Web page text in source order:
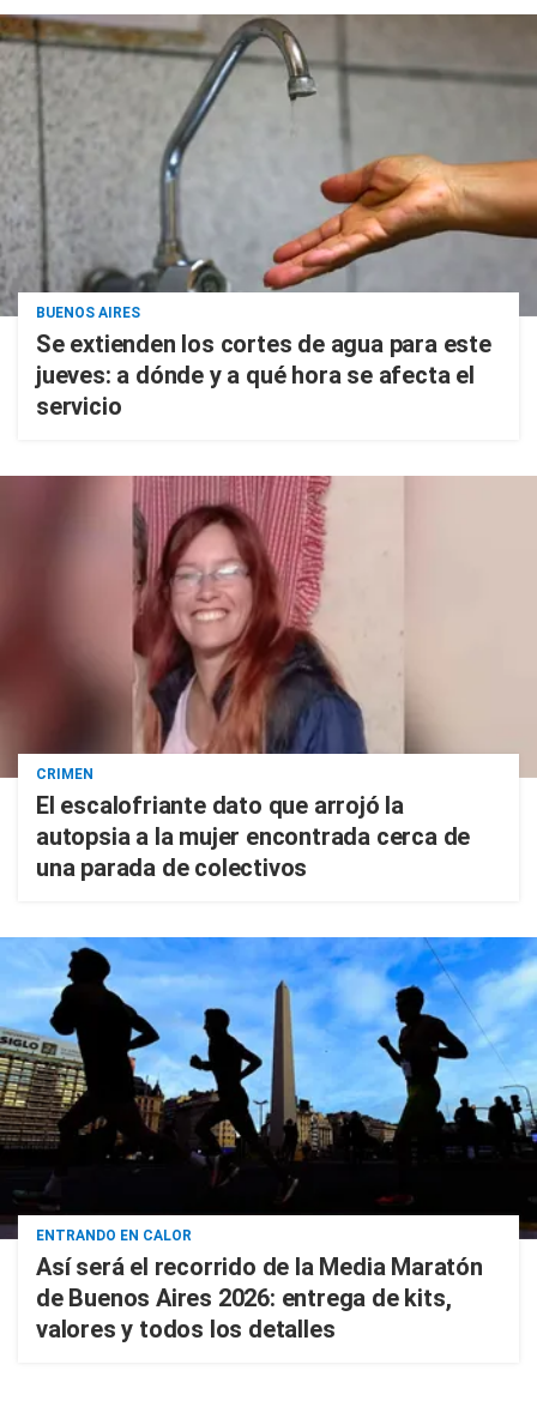
BUENOS AIRES
Se extienden los cortes de agua para este
jueves: a dónde y a qué hora se afecta el
servicio
CRIMEN
El escalofriante dato que arrojó la
autopsia a la mujer encontrada cerca de
una parada de colectivos
ENTRANDO EN CALOR
Así será el recorrido de la Media Maratón
de Buenos Aires 2026: entrega de kits,
valores y todos los detalles